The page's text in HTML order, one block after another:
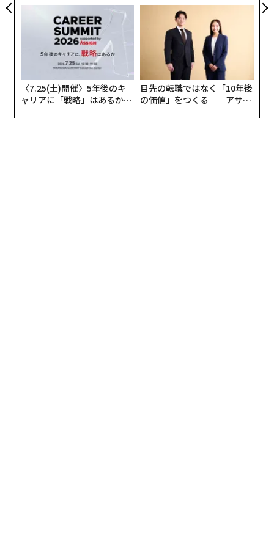
たのか──産総研×月島JFE
アクアソリューションの10年
た「DISCOVER」の哲学
〈7.25(土)開催〉5年後のキ
ャリアに「戦略」はあるか。
目先の転職ではなく「10年後
の価値」をつくる──アサイ